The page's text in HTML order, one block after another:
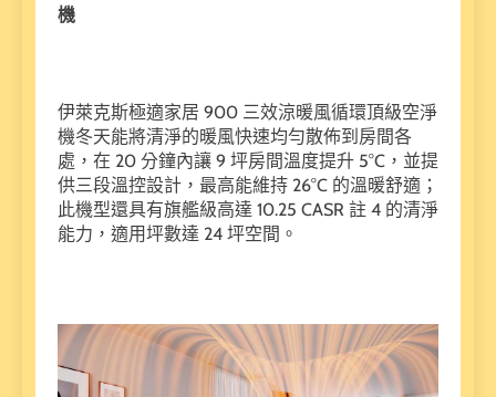
機
伊萊克斯極適家居 900 三效涼暖風循環頂級空淨
機冬天能將清淨的暖風快速均勻散佈到房間各
處，在 20 分鐘內讓 9 坪房間溫度提升 5°C，並提
供三段溫控設計，最高能維持 26°C 的溫暖舒適；
此機型還具有旗艦級高達 10.25 CASR 註 4 的清淨
能力，適用坪數達 24 坪空間。